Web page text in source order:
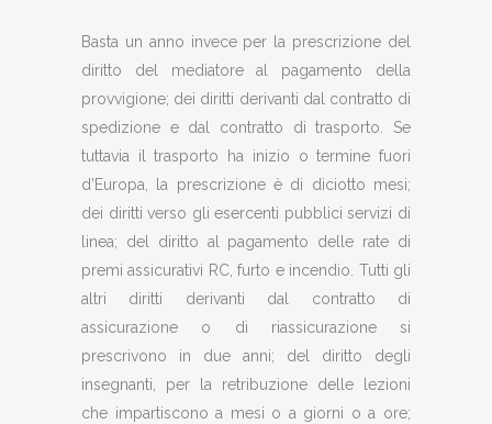
Basta un anno invece per la prescrizione del
diritto del mediatore al pagamento della
provvigione; dei diritti derivanti dal contratto di
spedizione e dal contratto di trasporto. Se
tuttavia il trasporto ha inizio o termine fuori
d’Europa, la prescrizione è di diciotto mesi;
dei diritti verso gli esercenti pubblici servizi di
linea; del diritto al pagamento delle rate di
premi assicurativi RC, furto e incendio. Tutti gli
altri diritti derivanti dal contratto di
assicurazione o di riassicurazione si
prescrivono in due anni; del diritto degli
insegnanti, per la retribuzione delle lezioni
che impartiscono a mesi o a giorni o a ore;